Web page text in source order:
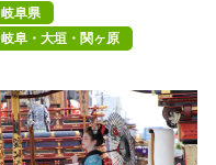
岐阜県
岐阜・大垣・関ヶ原